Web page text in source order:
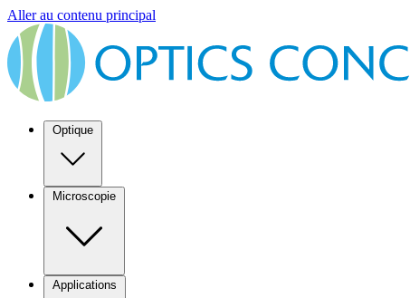
Aller au contenu principal
Optique
Microscopie
Applications